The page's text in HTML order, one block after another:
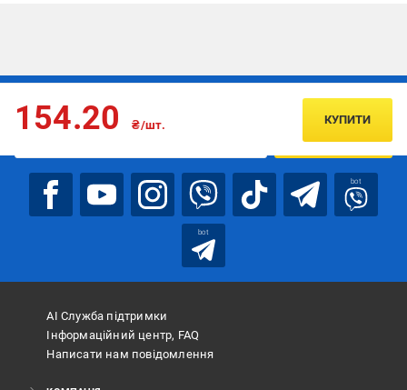
154.20 ₴/шт. КУПИТИ
Підписуйтесь, щоб дізнаватись першим про акції та пропозиції
ПІДПИСАТИСЯ
bot
bot
АІ Служба підтримки
Інформаційний центр, FAQ
Написати нам повідомлення